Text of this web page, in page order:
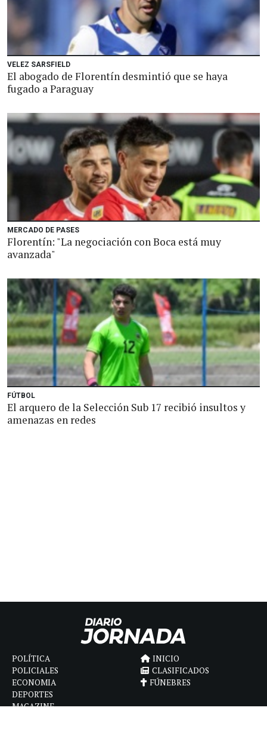
VELEZ SARSFIELD
El abogado de Florentín desmintió que se haya
fugado a Paraguay
MERCADO DE PASES
Florentín: "La negociación con Boca está muy
avanzada"
FÚTBOL
El arquero de la Selección Sub 17 recibió insultos y
amenazas en redes
POLÍTICA
POLICIALES
ECONOMIA
DEPORTES
MAGAZINE
INICIO
CLASIFICADOS
FÚNEBRES